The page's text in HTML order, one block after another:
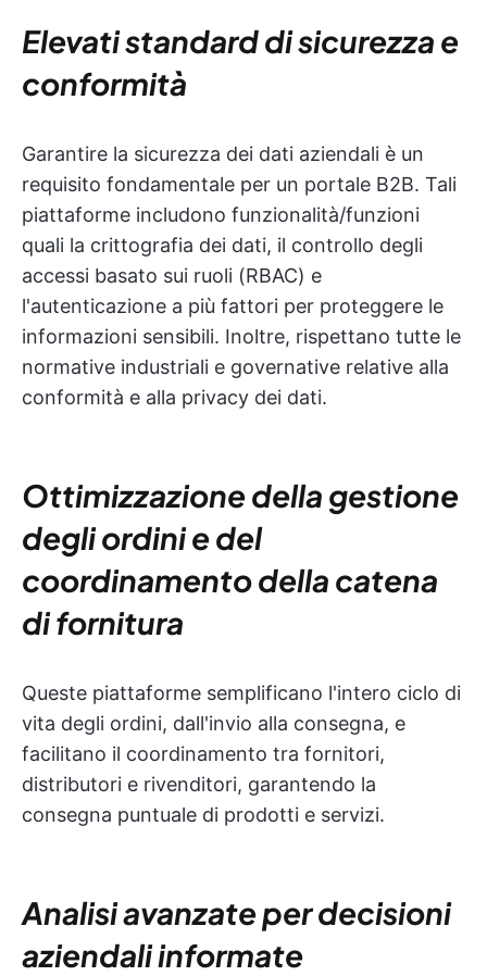
Elevati standard di sicurezza e
conformità
Garantire la sicurezza dei dati aziendali è un
requisito fondamentale per un portale B2B. Tali
piattaforme includono funzionalità/funzioni
quali la crittografia dei dati, il controllo degli
accessi basato sui ruoli (RBAC) e
l'autenticazione a più fattori per proteggere le
informazioni sensibili. Inoltre, rispettano tutte le
normative industriali e governative relative alla
conformità e alla privacy dei dati.
Ottimizzazione della gestione
degli ordini e del
coordinamento della catena
di fornitura
Queste piattaforme semplificano l'intero ciclo di
vita degli ordini, dall'invio alla consegna, e
facilitano il coordinamento tra fornitori,
distributori e rivenditori, garantendo la
consegna puntuale di prodotti e servizi.
Analisi avanzate per decisioni
aziendali informate